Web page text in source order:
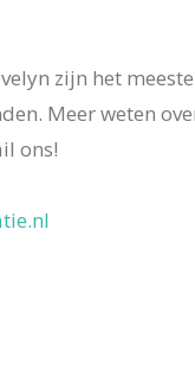
zijn het meeste
Meer weten
ons!